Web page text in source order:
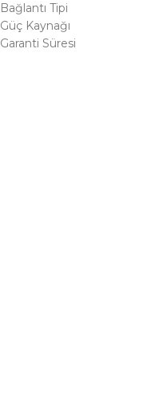
Bağlantı Tipi
Güç Kaynağı
Garanti Süresi